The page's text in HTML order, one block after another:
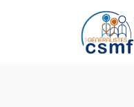
Passer au contenu principal